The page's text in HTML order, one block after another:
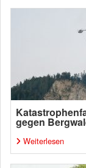
gegen
Weiterlesen